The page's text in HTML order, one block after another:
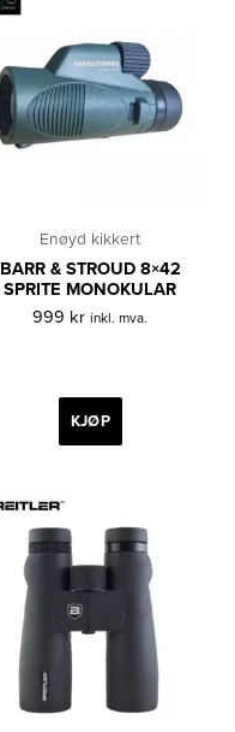
Enøyd kikkert
BARR & STROUD 8×42
SPRITE MONOKULAR
999 kr inkl. mva.
KJØP